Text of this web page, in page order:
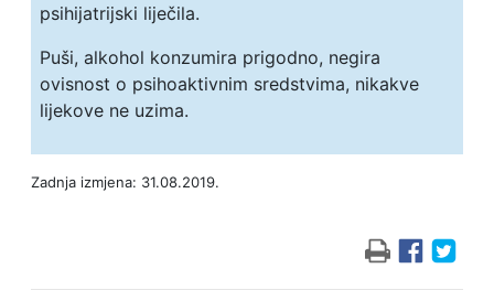
psihijatrijski liječila.
Puši, alkohol konzumira prigodno, negira
ovisnost o psihoaktivnim sredstvima, nikakve
lijekove ne uzima.
Zadnja izmjena: 31.08.2019.